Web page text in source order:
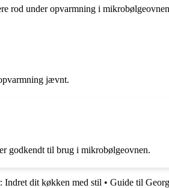
rod under opvarmning i
jævnt.
godkendt til brug i mikrobølgeovnen.
Indret dit køkken med stil • Guide til